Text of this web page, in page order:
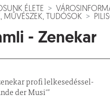
ÉLETE
MŰVÉSZEK, TUDÓSOK
- Zenekar
profi lelkesedéssel-
der Musi'”